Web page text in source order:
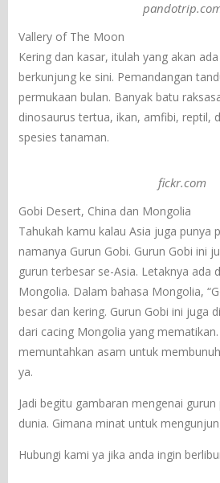
Vallery of The Moon
Kering dan kasar, itulah yang akan
berkunjung ke sini. Pemandangan
permukaan bulan. Banyak batu
dinosaurus tertua, ikan, amfibi, reptil,
spesies tanaman.
fickr.com
Gobi Desert, China dan Mongolia
Tahukah kamu kalau Asia juga punya
namanya Gurun Gobi. Gurun Gobi ini
gurun terbesar se-Asia. Letaknya ada
Mongolia. Dalam bahasa Mongolia,
besar dan kering. Gurun Gobi ini juga
dari cacing Mongolia yang
memuntahkan asam untuk
ya.
Jadi begitu gambaran mengenai
dunia. Gimana minat untuk
Hubungi kami ya jika anda ingin